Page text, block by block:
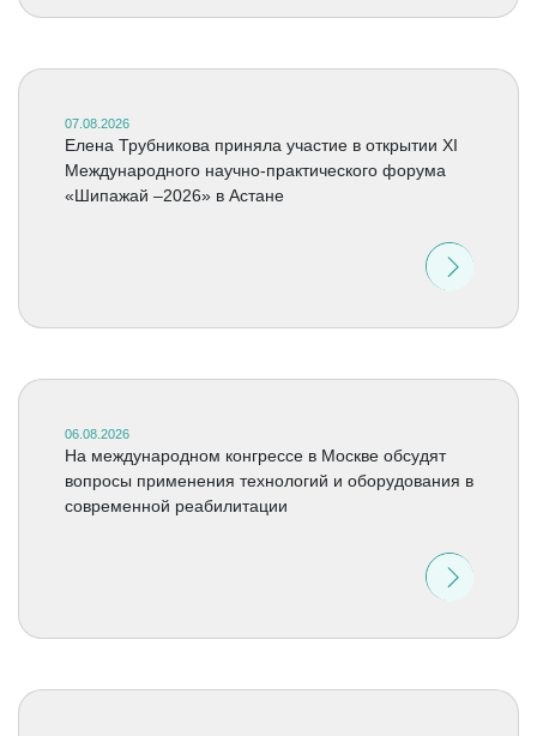
07.08.2026
Елена Трубникова приняла участие в открытии XI
Международного научно-практического форума
«Шипажай –2026» в Астане
06.08.2026
На международном конгрессе в Москве обсудят
вопросы применения технологий и оборудования в
современной реабилитации